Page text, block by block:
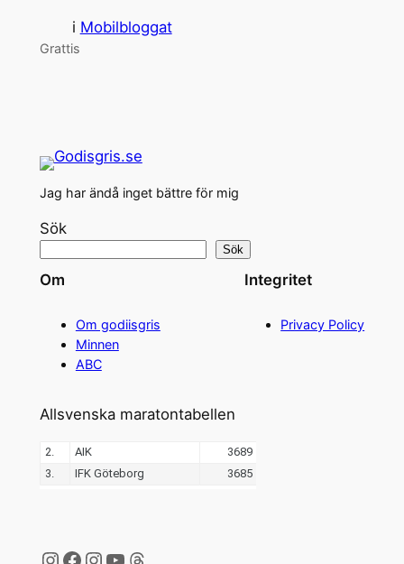
i Mobilbloggat
Grattis
Jag har ändå inget bättre för mig
Sök
Sök
Om
Om godiisgris
Minnen
ABC
Integritet
Privacy Policy
Allsvenska maratontabellen
Instagram
Facebook
Instagram
YouTube
Threads